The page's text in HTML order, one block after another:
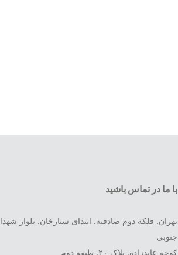
با ما در تماس باشید
تهران. فلکه دوم صادقیه. ابتدای ستارخان. بلوار
جنوبی
کوچه عابدزاده. پلاک ۲۰. طبقه دوم